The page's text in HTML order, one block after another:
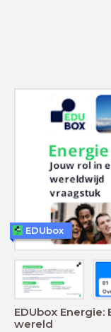
EDUbox
wereld
EDUbox